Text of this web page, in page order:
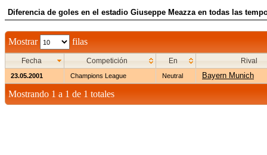
Diferencia de goles en el estadio Giuseppe Meazza en todas las
Mostrar filas
Fecha Competición En Rival
23.05.2001 Champions League Neutral Bayern Munich
Mostrando 1 a 1 de 1 totales